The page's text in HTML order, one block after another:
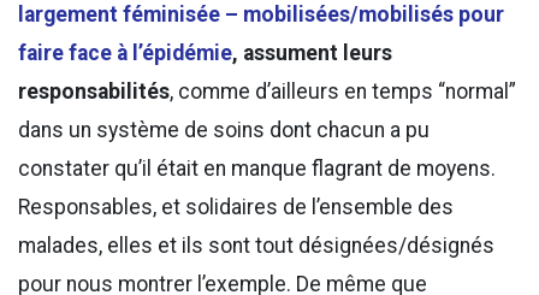
largement féminisée – mobilisées/mobilisés pour
faire face à l’épidémie, assument leurs
responsabilités, comme d’ailleurs en temps “normal”
dans un système de soins dont chacun a pu
constater qu’il était en manque flagrant de moyens.
Responsables, et solidaires de l’ensemble des
malades, elles et ils sont tout désignées/désignés
pour nous montrer l’exemple. De même que